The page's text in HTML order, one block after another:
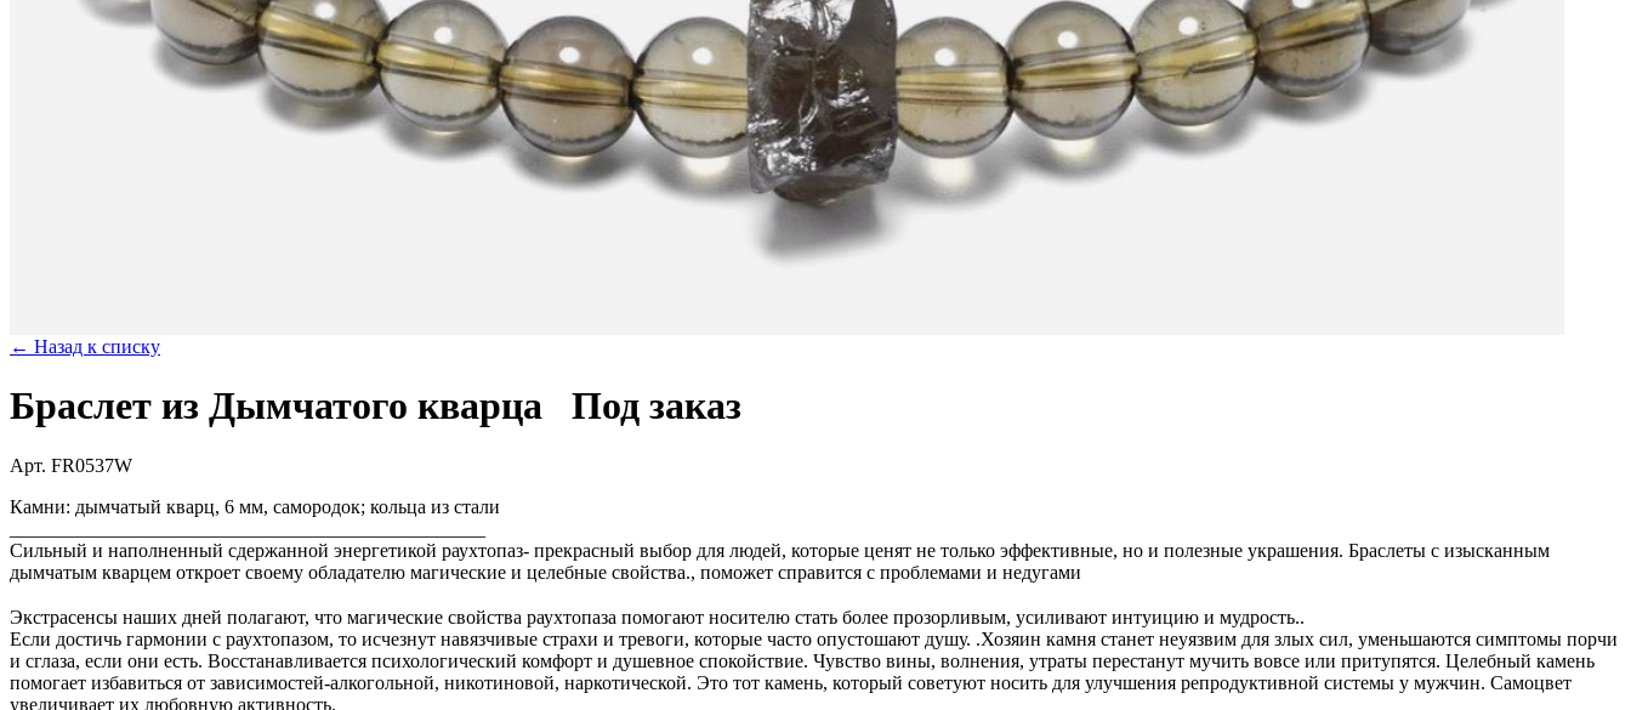
← Назад к списку
Браслет из Дымчатого кварца Под заказ
Арт. FR0537W
Камни: дымчатый кварц, 6 мм, самородок; кольца из стали
Сильный и наполненный сдержанной энергетикой раухтопаз- прекрасный выбор для людей, которые ценят не только эффективные, но и полезные украшения. Браслеты с изысканным
дымчатым кварцем откроет своему обладателю магические и целебные свойства., поможет справится с проблемами и недугами
Экстрасенсы наших дней полагают, что магические свойства раухтопаза помогают носителю стать более прозорливым, усиливают интуицию и мудрость..
Если достичь гармонии с раухтопазом, то исчезнут навязчивые страхи и тревоги, которые часто опустошают душу. .Хозяин камня станет неуязвим для злых сил, уменьшаются симптомы порчи
и сглаза, если они есть. Восстанавливается психологический комфорт и душевное спокойствие. Чувство вины, волнения, утраты перестанут мучить вовсе или притупятся. Целебный камень
помогает избавиться от зависимостей-алкогольной, никотиновой, наркотической. Это тот камень, который советуют носить для улучшения репродуктивной системы у мужчин. Самоцвет
увеличивает их любовную активность.